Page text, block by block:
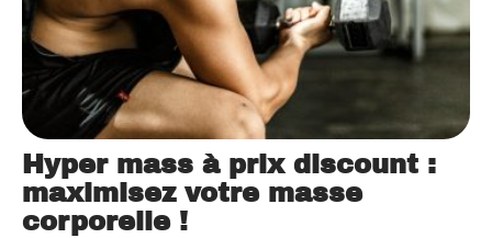
Hyper mass à prix discount :
maximisez votre masse
corporelle !